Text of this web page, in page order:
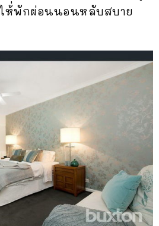
ห้่พักผ่อนนอนหลับสบาย